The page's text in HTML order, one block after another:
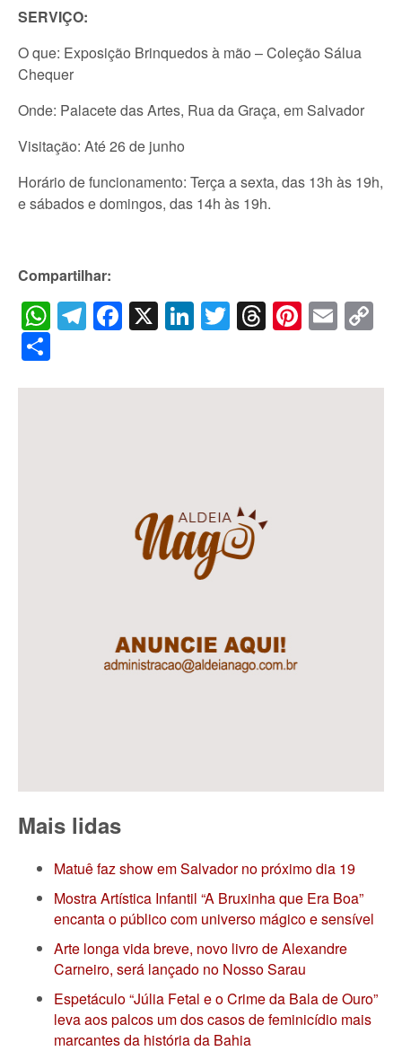
SERVIÇO:
O que: Exposição Brinquedos à mão – Coleção Sálua
Chequer
Onde: Palacete das Artes, Rua da Graça, em Salvador
Visitação: Até 26 de junho
Horário de funcionamento: Terça a sexta, das 13h às 19h,
e sábados e domingos, das 14h às 19h.
Compartilhar:
WhatsApp
Telegram
Facebook
X LinkedIn
Twitter
Threads
Mais lidas
Matuê faz show em Salvador no próximo dia 19
Mostra Artística Infantil “A Bruxinha que Era Boa”
encanta o público com universo mágico e sensível
Arte longa vida breve, novo livro de Alexandre
Carneiro, será lançado no Nosso Sarau
Espetáculo “Júlia Fetal e o Crime da Bala de Ouro”
leva aos palcos um dos casos de feminicídio mais
marcantes da história da Bahia